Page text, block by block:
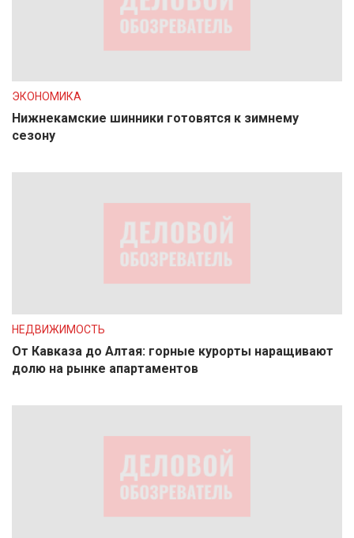
ЭКОНОМИКА
Нижнекамские шинники готовятся к зимнему
сезону
НЕДВИЖИМОСТЬ
От Кавказа до Алтая: горные курорты наращивают
долю на рынке апартаментов